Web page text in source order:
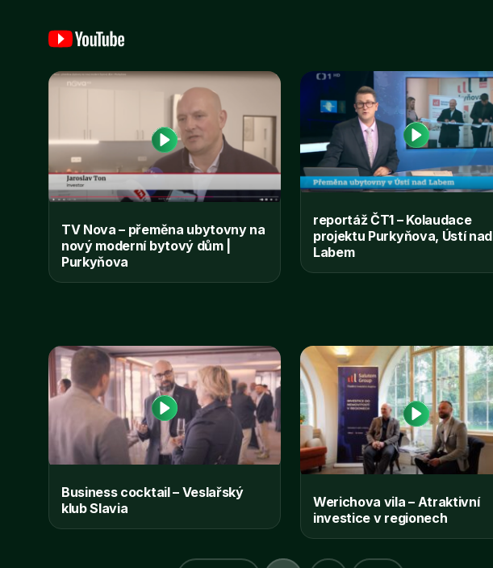
TV Nova – přeměna ubytovny na
nový moderní bytový dům |
Purkyňova
reportáž ČT1 – Kolaudace
projektu Purkyňova, Ústí nad
Labem
Business cocktail – Veslařský
klub Slavia
Werichova vila – Atraktivní
investice v regionech